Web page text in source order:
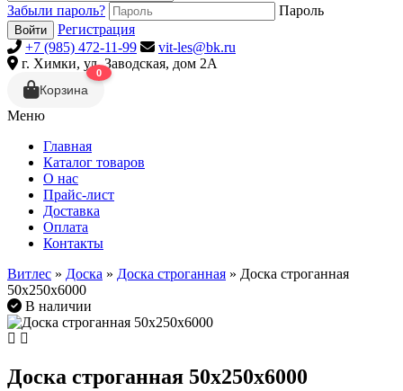
Забыли пароль?
Пароль
Войти
Регистрация
+7 (985) 472-11-99
vit-les@bk.ru
г. Химки, ул. Заводская, дом 2А
Корзина
0
Меню
Главная
Каталог товаров
О нас
Прайс-лист
Доставка
Оплата
Контакты
Витлес » Доска » Доска строганная » Доска строганная
50х250х6000
В наличии
Доска строганная 50х250х6000